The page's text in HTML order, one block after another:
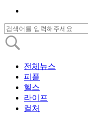
전체뉴스
피플
헬스
라이프
컬처